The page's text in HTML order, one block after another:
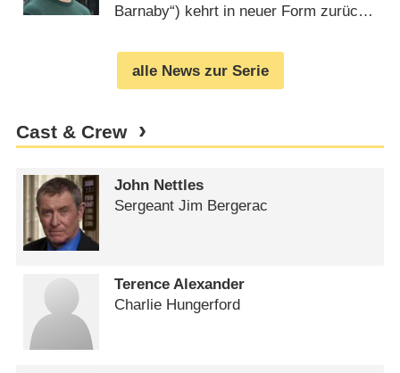
Barnaby“) kehrt in neuer Form zurück
alle News zur Serie
Cast & Crew
John Nettles
Sergeant Jim Bergerac
Terence Alexander
Charlie Hungerford